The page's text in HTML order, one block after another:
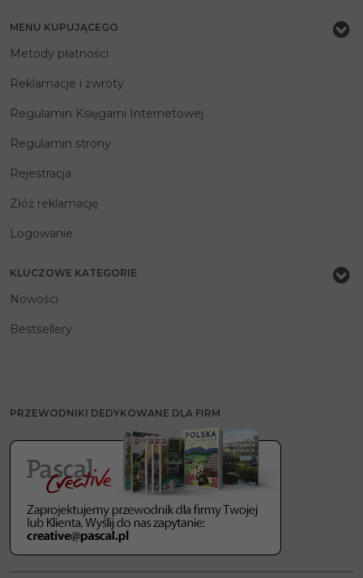
MENU KUPUJĄCEGO
Metody płatności
Reklamacje i zwroty
Regulamin Księgarni Internetowej
Regulamin strony
Rejestracja
Złóż reklamację
Logowanie
KLUCZOWE KATEGORIE
Nowości
Bestsellery
PRZEWODNIKI DEDYKOWANE DLA FIRM